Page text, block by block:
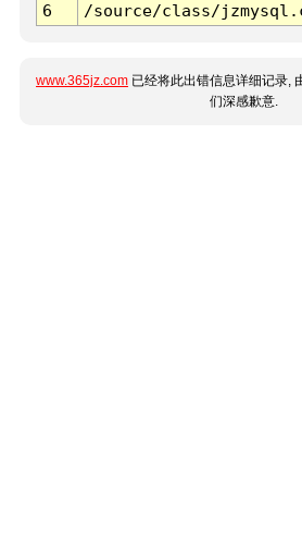
6
/source/class/
www.365jz.com 已经将此出错信息详细记录,
们深感歉意.